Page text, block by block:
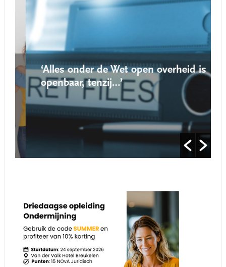
‘Alles onder de Wet open overheid is
openbaar, tenzij…’